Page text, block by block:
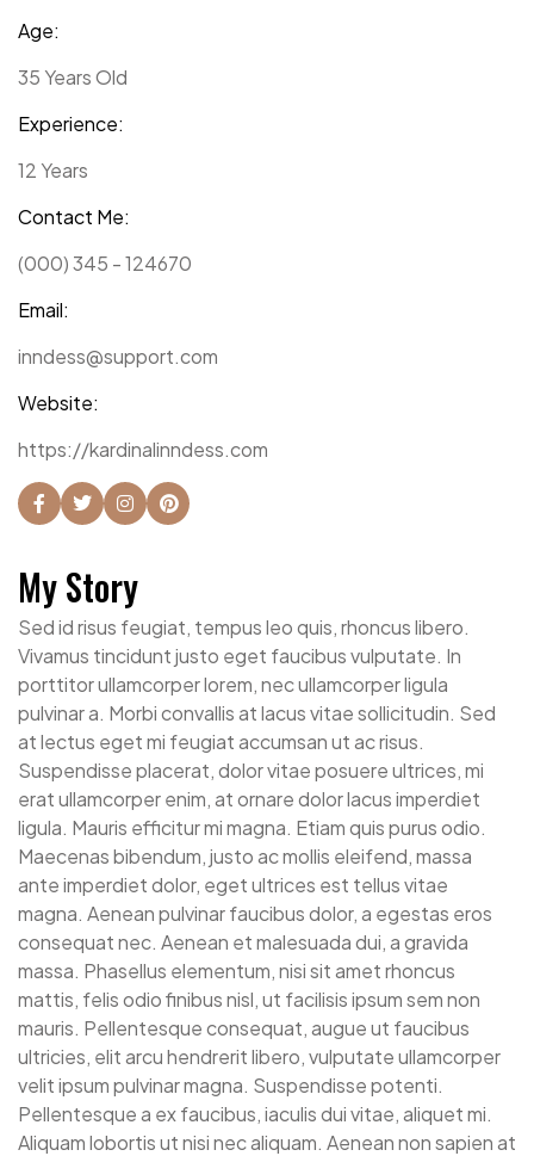
Age:
35 Years Old
Experience:
12 Years
Contact Me:
(000) 345 - 124670
Email:
inndess@support.com
Website:
https://kardinalinndess.com
My Story
Sed id risus feugiat, tempus leo quis, rhoncus libero.
Vivamus tincidunt justo eget faucibus vulputate. In
porttitor ullamcorper lorem, nec ullamcorper ligula
pulvinar a. Morbi convallis at lacus vitae sollicitudin. Sed
at lectus eget mi feugiat accumsan ut ac risus.
Suspendisse placerat, dolor vitae posuere ultrices, mi
erat ullamcorper enim, at ornare dolor lacus imperdiet
ligula. Mauris efficitur mi magna. Etiam quis purus odio.
Maecenas bibendum, justo ac mollis eleifend, massa
ante imperdiet dolor, eget ultrices est tellus vitae
magna. Aenean pulvinar faucibus dolor, a egestas eros
consequat nec. Aenean et malesuada dui, a gravida
massa. Phasellus elementum, nisi sit amet rhoncus
mattis, felis odio finibus nisl, ut facilisis ipsum sem non
mauris. Pellentesque consequat, augue ut faucibus
ultricies, elit arcu hendrerit libero, vulputate ullamcorper
velit ipsum pulvinar magna. Suspendisse potenti.
Pellentesque a ex faucibus, iaculis dui vitae, aliquet mi.
Aliquam lobortis ut nisi nec aliquam. Aenean non sapien at